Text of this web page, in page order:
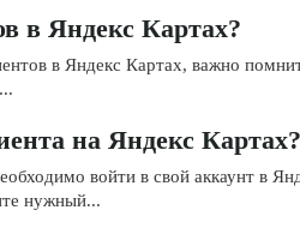
в Яндекс Картах?
в Яндекс Картах, важно
на Яндекс Картах?
войти в свой аккаунт в
нужный...